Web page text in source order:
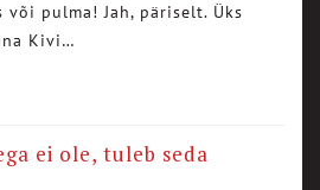
või pulma! Jah, päriselt. Üks
Kivi…
ei ole, tuleb seda